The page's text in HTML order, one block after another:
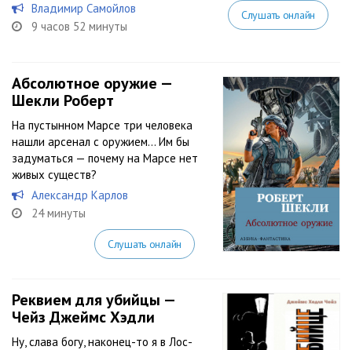
Владимир Самойлов
9 часов 52 минуты
Слушать онлайн
Абсолютное оружие —
Шекли Роберт
На пустынном Марсе три человека
нашли арсенал с оружием… Им бы
задуматься — почему на Марсе нет
живых существ?
Александр Карлов
24 минуты
Слушать онлайн
Реквием для убийцы —
Чейз Джеймс Хэдли
Ну, слава богу, наконец-то я в Лос-